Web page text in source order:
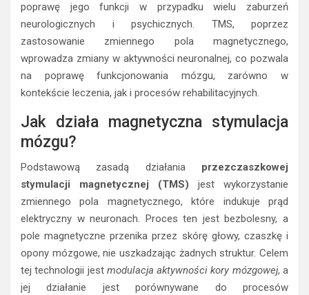
poprawę jego funkcji w przypadku wielu zaburzeń
neurologicznych i psychicznych. TMS, poprzez
zastosowanie zmiennego pola magnetycznego,
wprowadza zmiany w aktywności neuronalnej, co pozwala
na poprawę funkcjonowania mózgu, zarówno w
kontekście leczenia, jak i procesów rehabilitacyjnych.
Jak działa magnetyczna stymulacja
mózgu?
Podstawową zasadą działania przezczaszkowej
stymulacji magnetycznej (TMS) jest wykorzystanie
zmiennego pola magnetycznego, które indukuje prąd
elektryczny w neuronach. Proces ten jest bezbolesny, a
pole magnetyczne przenika przez skórę głowy, czaszkę i
opony mózgowe, nie uszkadzając żadnych struktur. Celem
tej technologii jest modulacja aktywności kory mózgowej, a
jej działanie jest porównywane do procesów